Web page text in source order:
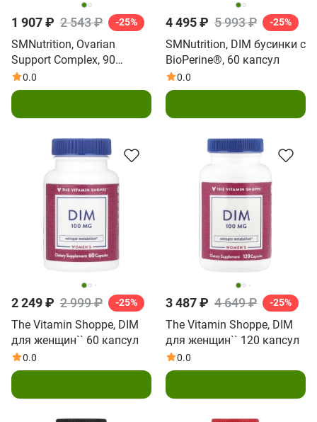
1 907 ₽ 2 543 ₽ -25%
SMNutrition, Ovarian
Support Complex, 90
капсул
0.0
4 495 ₽ 5 993 ₽ -25%
SMNutrition, DIM бусинки с
BioPerine®, 60 капсул
0.0
2 249 ₽ 2 999 ₽ -25%
The Vitamin Shoppe, DIM
для женщин`` 60 капсул
0.0
3 487 ₽ 4 649 ₽ -25%
The Vitamin Shoppe, DIM
для женщин`` 120 капсул
0.0